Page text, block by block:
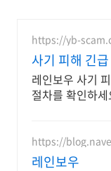
https://yb-
사기 피해 긴
의 피해 회복
레인보우 사기
절차를 확인하
https://
레인보우